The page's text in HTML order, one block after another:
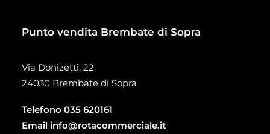
Punto vendita Brembate di Sopra
Via Donizetti, 22
24030 Brembate di Sopra
Telefono 035 620161
Email info@rotacommerciale.it